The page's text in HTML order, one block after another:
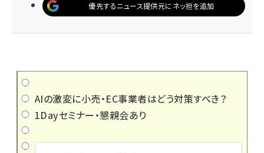
優先するニュース提供元にネッ担を追加
AIの激変に小売・EC事業者はどう対策すべき？
1Dayセミナー・懇親会あり